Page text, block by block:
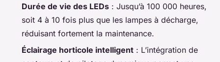
Durée de vie des LEDs : Jusqu’à 100 000 heures,
soit 4 à 10 fois plus que les lampes à décharge,
réduisant fortement la maintenance.
Éclairage horticole intelligent : L’intégration de